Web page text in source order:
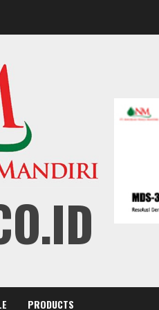
PRODUCTS